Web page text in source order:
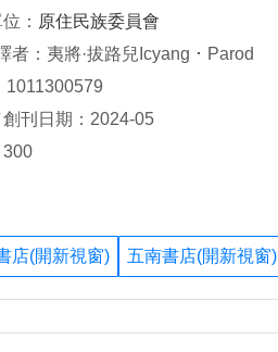
： 原住民族委員會
者：夷將·拔路兒Icyang ･ Parod
1011300579
創刊日期：2024-05
300
店(開新視窗) 五南書店(開新視窗)